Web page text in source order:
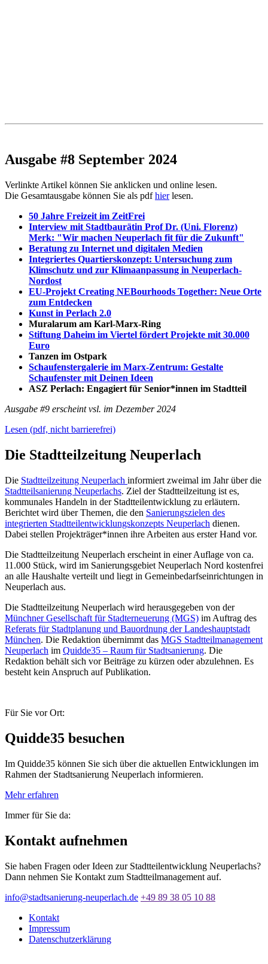
Ausgabe #8 September 2024
Verlinkte Artikel können Sie anklicken und online lesen.
Die Gesamtausgabe können Sie als pdfhierlesen.
50 Jahre Freizeit im ZeitFrei
Interview mit Stadtbaurätin Prof Dr. (Uni. Florenz)
Merk: "Wir machen Neuperlach fit für die Zukunft"
Beratung zu Internet und digitalen Medien
Integriertes Quartierskonzept: Untersuchung zum
Klimschutz und zur Klimaanpassung in Neuperlach-
Nordost
EU-Projekt Creating NEBourhoods Together: Neue Orte
zum Entdecken
Kunst in Perlach 2.0
Muralarum am Karl-Marx-Ring
Stiftung Daheim im Viertel fördert Projekte mit 30.000
Euro
Tanzen im Ostpark
Schaufenstergalerie im Marx-Zentrum: Gestalte
Schaufenster mit Deinen Ideen
ASZ Perlach: Engagiert für Senior*innen im Stadtteil
Ausgabe #9 erscheint vsl. im Dezember 2024
Lesen (pdf, nicht barrierefrei)
Die Stadtteilzeitung Neuperlach
Die Stadtteilzeitung Neuperlach informiert zweimal im Jahr über die
Stadtteilsanierung Neuperlachs. Ziel der Stadtteilzeitung ist es,
kommunales Handeln in der Stadtteilentwicklung zu erläutern.
Berichtet wird über Themen, die den Sanierungszielen des
integrierten Stadtteilentwicklungskonzepts Neuperlach dienen.
Dabei stellen Projekträger*innen ihre Arbeiten aus erster Hand vor.
Die Stadtteilzeitung Neuperlach erscheint in einer Auflage von ca.
11.000 Stück, wird im Sanierungsgebiet Neuperlach Nord kostenfrei
an alle Haushalte verteilt und liegt in Gemeinbedarfseinrichtungen in
Neuperlach aus.
Die Stadtteilzeitung Neuperlach wird herausgegeben von der
Münchner Gesellschaft für Stadterneuerung (MGS) im Auftrag des
Referats für Stadtplanung und Bauordnung der Landeshauptstadt
München. Die Redaktion übernimmt das MGS Stadtteilmanagement
Neuperlach im Quidde35 – Raum für Stadtsanierung. Die
Redaktion behält sich vor Beiträge zu kürzen oder abzulehnen. Es
besteht kein Anspruch auf Publikation.
Für Sie vor Ort:
Quidde35 besuchen
Im Quidde35 können Sie sich über die aktuellen Entwicklungen im
Rahmen der Stadtsanierung Neuperlach informieren.
Mehr erfahren
Immer für Sie da:
Kontakt aufnehmen
Sie haben Fragen oder Ideen zur Stadtteilentwicklung Neuperlachs?
Dann nehmen Sie Kontakt zum Stadtteilmanagement auf.
info@stadtsanierung-neuperlach.de +49 89 38 05 10 88
Kontakt
Impressum
Datenschutzerklärung